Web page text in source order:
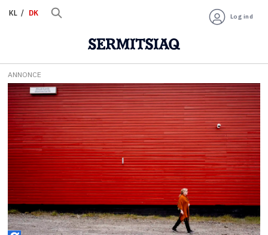
KL DK Log ind
Tag:
socialsager
ANNONCE